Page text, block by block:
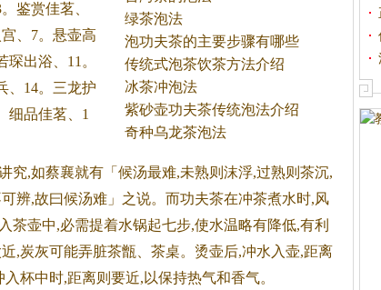
绿茶泡法
泡功夫茶的主要步骤有哪些
传统式泡茶饮茶方法介绍
冰茶冲泡法
紫砂壶功夫茶传统泡法介绍
奇种乌龙茶泡法
鉴赏佳茗、
、7。悬壶高
出浴、11。
、14。三龙护
细品佳茗、1
究,如蔡襄就有「候汤最难,未熟则沫浮,过熟则茶沉,
辨,故曰候汤难」之说。而功夫茶在冲茶煮水时,风
茶壶中,必需提着水锅起七步,使水温略有降低,有利
,炭灰可能弄脏茶甑、 茶桌。烫壶后,冲水入壶,距离
杯中时,距离则要近,以保持热气和香气。